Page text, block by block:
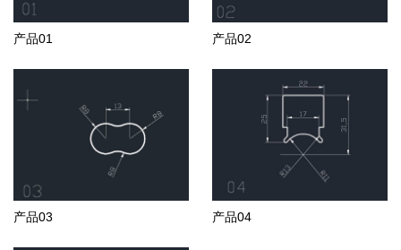
产品01 产品02
产品03 产品04